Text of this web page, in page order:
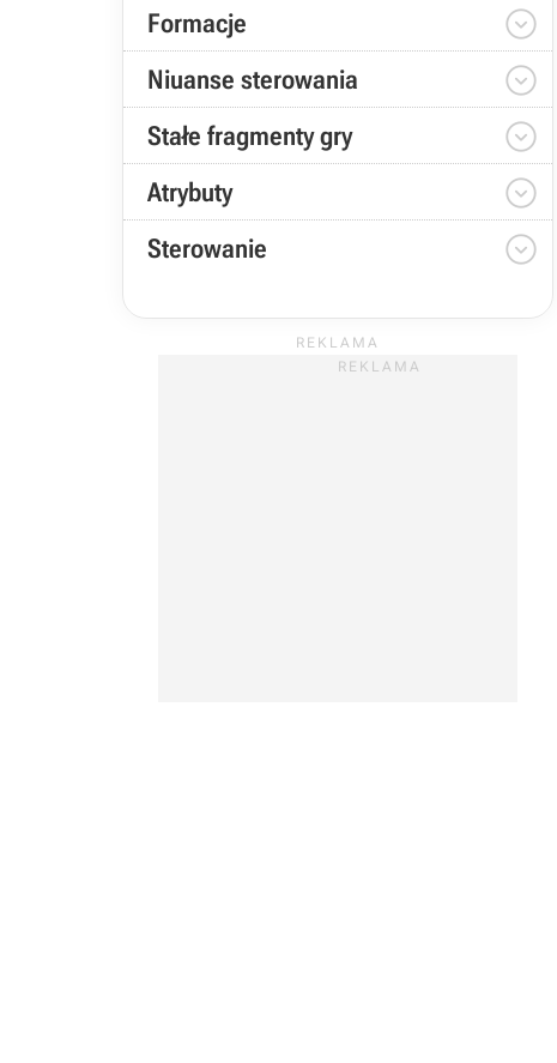
Formacje 
Niuanse sterowania 
Stałe fragmenty gry 
Atrybuty 
Sterowanie 